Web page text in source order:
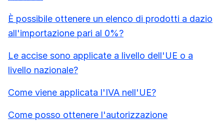
È possibile ottenere un elenco di prodotti a dazio
all'importazione pari al 0%?
Le accise sono applicate a livello dell'UE o a
livello nazionale?
Come viene applicata l'IVA nell'UE?
Come posso ottenere l'autorizzazione